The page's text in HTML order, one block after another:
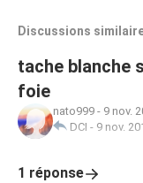
Discussions
tache blanche
foie
nato999 - 9 nov.
DCI - 9 nov.
1 réponse